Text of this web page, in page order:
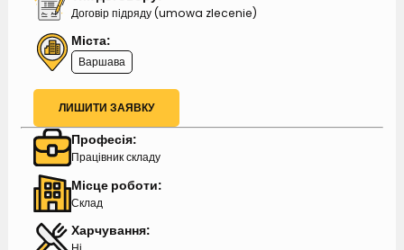
Договір підряду (umowa zlecenie)
Міста:
Варшава
ЛИШИТИ ЗАЯВКУ
Професія:
Працівник складу
Місце роботи:
Склад
Харчування: